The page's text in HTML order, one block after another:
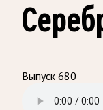
Выпуск 680